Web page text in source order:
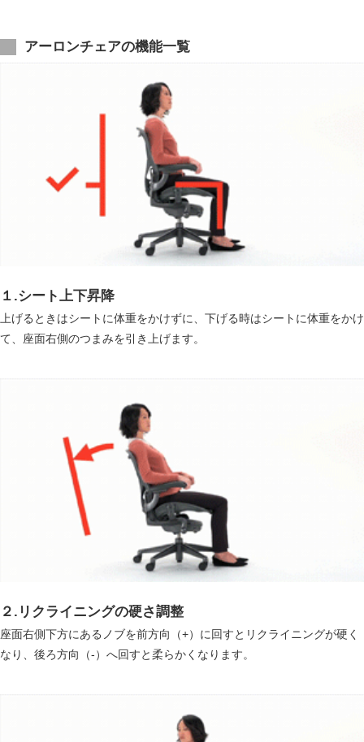
アーロンチェアの機能一覧
１.シート上下昇降
上げるときはシートに体重をかけずに、下げる時はシートに体重をかけ
て、座面右側のつまみを引き上げます。
２.リクライニングの硬さ調整
座面右側下方にあるノブを前方向（+）に回すとリクライニングが硬く
なり、後ろ方向（-）へ回すと柔らかくなります。